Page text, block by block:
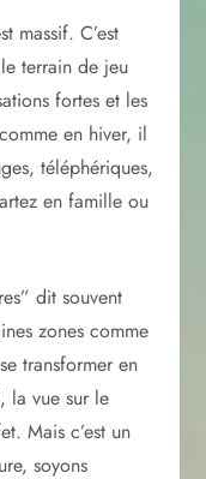
massif. C’est
terrain de jeu
fortes et les
en hiver, il
téléphériques,
en famille ou
dit souvent
zones comme
transformer en
la vue sur le
Mais c’est un
soyons